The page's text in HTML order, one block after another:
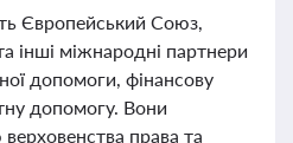
Європейський Союз,
інші міжнародні партнери
допомоги, фінансову
допомогу. Вони
права та